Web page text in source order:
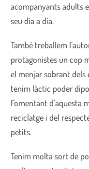
acompanyants adults
seu dia a dia.
També treballem
protagonistes un cop
el menjar sobrant dels
tenim làctic poder
Fomentant d’aquesta
reciclatge i del
petits.
Tenim molta sort de